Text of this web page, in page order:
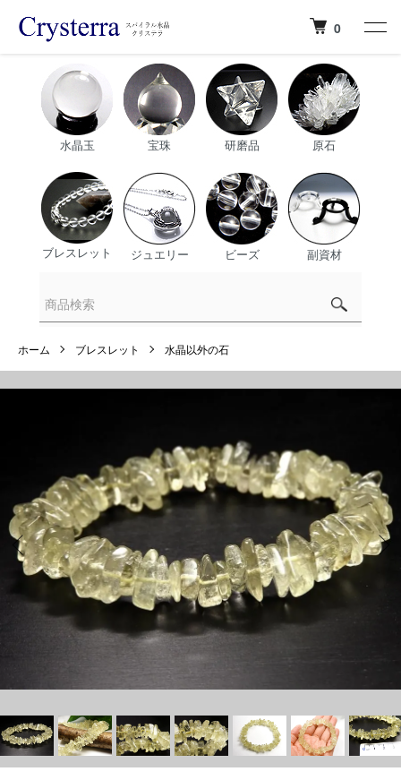
0
水晶玉 宝珠 研磨品 原石
ブレスレット ジュエリー ビーズ 副資材
ホーム ブレスレット 水晶以外の石